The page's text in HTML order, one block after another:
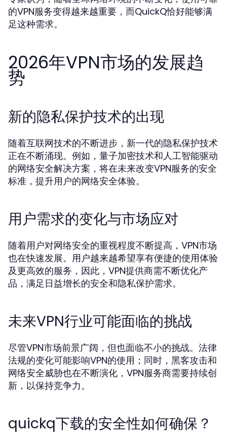
的VPN服务变得越来越重要，而QuickQ恰好能够满
足这种需求。
2026年VPN市场的发展趋
势
新的隐私保护技术的出现
随着互联网技术的不断进步，新一代的隐私保护技术
正在不断涌现。例如，量子加密技术和人工智能驱动
的网络安全解决方案，将在未来改变VPN服务的安全
标准，提升用户的网络安全体验。
用户需求的变化与市场应对
随着用户对网络安全的重视程度不断提高，VPN市场
也在快速发展。用户越来越希望享有便捷的使用体验
及更高效的服务，因此，VPN提供商需不断优化产
品，满足日益增长的安全和隐私保护需求。
未来VPN行业可能面临的挑战
尽管VPN市场前景广阔，但也面临不小的挑战。法律
法规的变化可能影响VPN的使用；同时，黑客攻击和
网络安全威胁也在不断演化，VPN服务商需要持续创
新，以保持竞争力。
quickq下载的安全性如何确保？